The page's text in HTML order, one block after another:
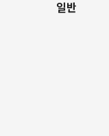
일반